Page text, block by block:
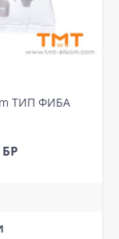
ТИП ФИБА
БР